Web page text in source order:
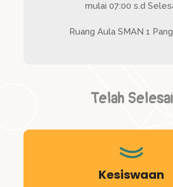
mulai 07:00 s.d
Ruang Aula SMAN 1
Telah Selesai
Kesiswaan